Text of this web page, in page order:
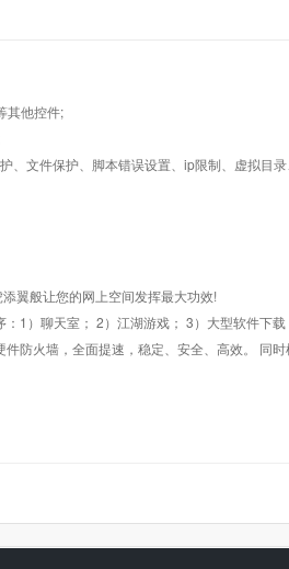
其他控件;
文件保护、脚本错误设置、ip限制、虚拟目
翼般让您的网上空间发挥最大功效!
）聊天室； 2）江湖游戏； 3）大型软件下载
火墙，全面提速，稳定、安全、高效。 同时